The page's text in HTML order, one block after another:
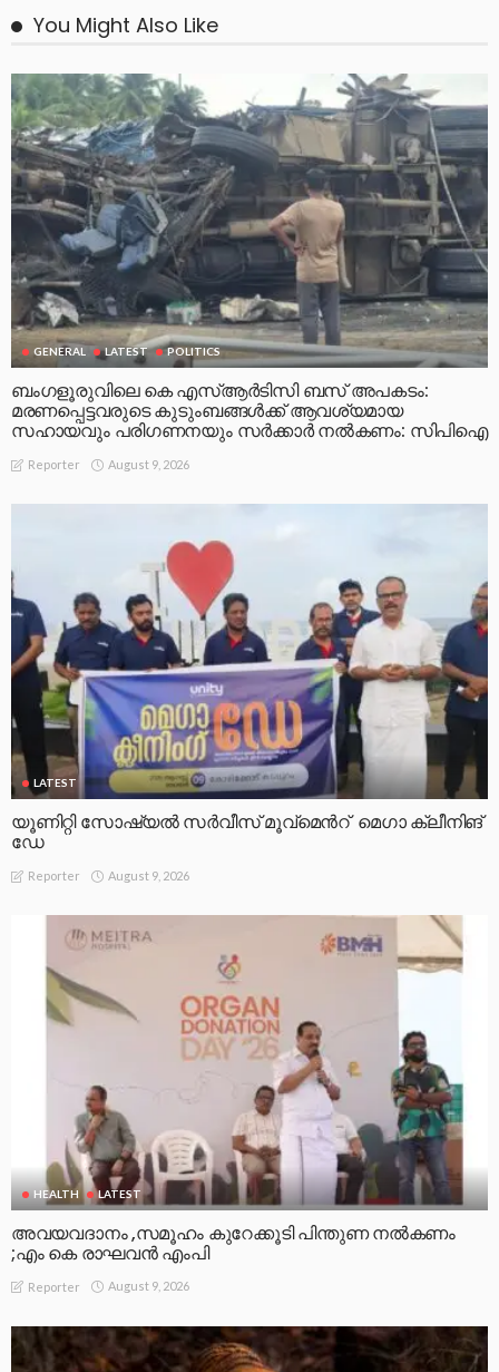
You Might Also Like
GENERAL LATEST POLITICS
ബംഗളൂരുവിലെ കെ എസ്ആർടിസി ബസ് അപകടം:
മരണപ്പെട്ടവരുടെ കുടുംബങ്ങൾക്ക് ആവശ്യമായ
സഹായവും പരിഗണനയും സർക്കാർ നൽകണം: സിപിഐ
Reporter August 9, 2026
LATEST
യൂണിറ്റി സോഷ്യൽ സർവീസ് മൂവ്മെൻറ് മെഗാ ക്ലീനിങ്
ഡേ
Reporter August 9, 2026
HEALTH LATEST
അവയവദാനം ,സമൂഹം കുറേക്കൂടി പിന്തുണ നൽകണം
;എം കെ രാഘവൻ എംപി
Reporter August 9, 2026